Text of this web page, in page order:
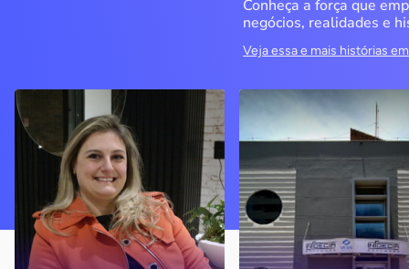
Conheça a força que
negócios, realidades e
Veja essa e mais histórias
Delucci
Bento Gonçalves / RS
Sem saber muito sobre
empreendedorismo, o casal
contou com o Sebrae para
aprender tudo sobre o
assunto, colocar o negócio
nos eixos e ainda abrir uma
nova empresa
Infoecia Software
Ltda
Londrina / PR
Com mais de 20 anos de
mercado, o empresário
contou com o Sebrae
crescimento do negócio